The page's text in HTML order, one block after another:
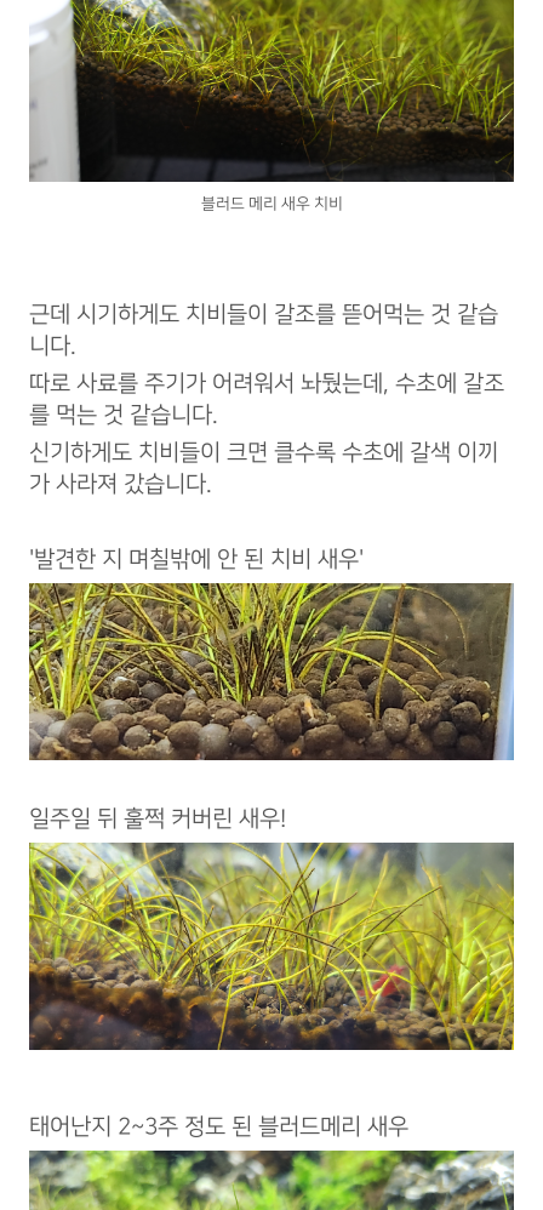
블러드 메리 새우 치비
근데 시기하게도 치비들이 갈조를 뜯어먹는 것 같습
니다.
따로 사료를 주기가 어려워서 놔뒀는데, 수초에 갈조
를 먹는 것 같습니다.
신기하게도 치비들이 크면 클수록 수초에 갈색 이끼
가 사라져 갔습니다.
'발견한 지 며칠밖에 안 된 치비 새우'
일주일 뒤 훌쩍 커버린 새우!
태어난지 2~3주 정도 된 블러드메리 새우